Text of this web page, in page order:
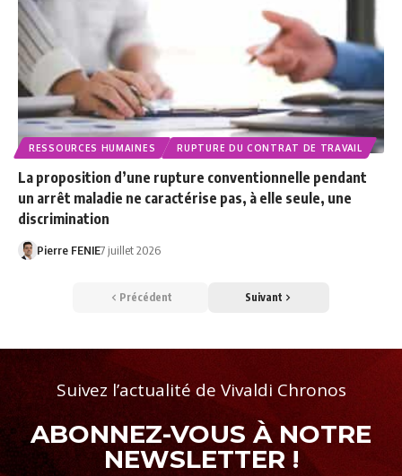
RESSOURCES HUMAINES RUPTURE DU CONTRAT DE TRAVAIL
La proposition d’une rupture conventionnelle pendant
un arrêt maladie ne caractérise pas, à elle seule, une
discrimination
Pierre FENIE7 juillet 2026
Précédent Suivant
Suivez l’actualité de Vivaldi Chronos
ABONNEZ-VOUS À NOTRE
NEWSLETTER !